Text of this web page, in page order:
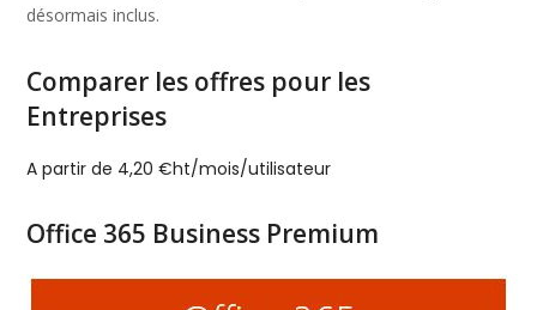
désormais inclus.
Comparer les offres pour les
Entreprises
A partir de 4,20 €ht/mois/utilisateur
Office 365 Business Premium